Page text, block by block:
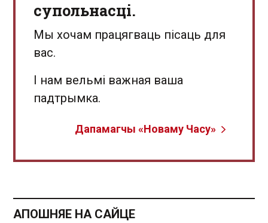
супольнасці.
Мы хочам працягваць пісаць для
вас.
І нам вельмі важная ваша
падтрымка.
Дапамагчы «Новаму Часу»
АПОШНЯЕ НА САЙЦЕ